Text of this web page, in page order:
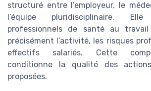
structuré entre l’employeur, le
l’équipe pluridisciplinaire.
professionnels de santé au
précisément l’activité, les risques
effectifs salariés. Cette
conditionne la qualité des
proposées.